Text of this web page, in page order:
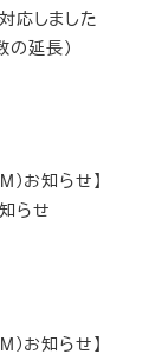
応しました
の延長）
お知らせ】
らせ
お知らせ】